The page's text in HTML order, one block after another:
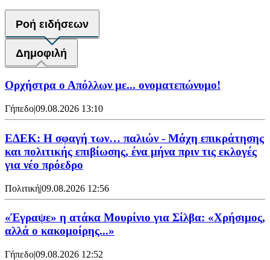
Ροή ειδήσεων
Δημοφιλή
Ορχήστρα o Aπόλλων με... ονοματεπώνυμο!
Γήπεδο|09.08.2026 13:10
ΕΔΕΚ: Η σφαγή των… παλιών - Μάχη επικράτησης
και πολιτικής επιβίωσης, ένα μήνα πριν τις εκλογές
για νέο πρόεδρο
Πολιτική|09.08.2026 12:56
«Έγραψε» η ατάκα Μουρίνιο για Σίλβα: «Χρήσιμος,
αλλά ο κακομοίρης...»
Γήπεδο|09.08.2026 12:52